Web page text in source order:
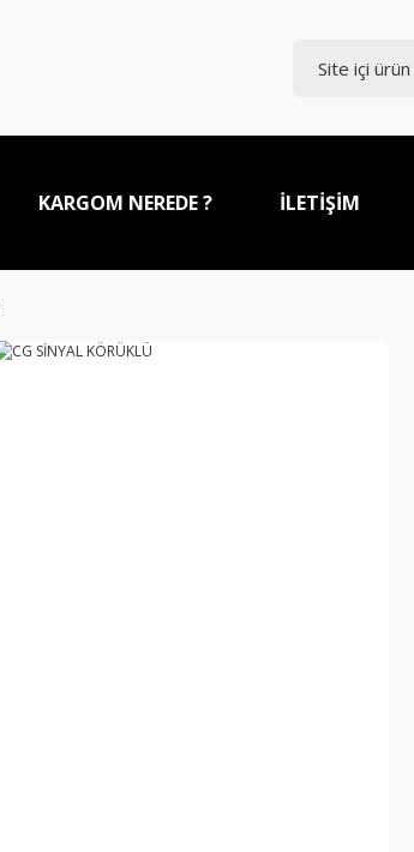
KARGOM NEREDE ? İLETİŞİM